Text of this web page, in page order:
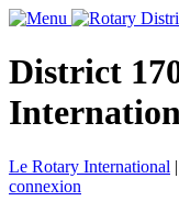
District
Le Rotary International |
connexion